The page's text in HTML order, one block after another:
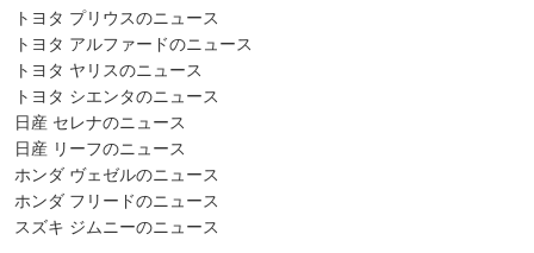
トヨタ プリウスのニュース
トヨタ アルファードのニュース
トヨタ ヤリスのニュース
トヨタ シエンタのニュース
日産 セレナのニュース
日産 リーフのニュース
ホンダ ヴェゼルのニュース
ホンダ フリードのニュース
スズキ ジムニーのニュース